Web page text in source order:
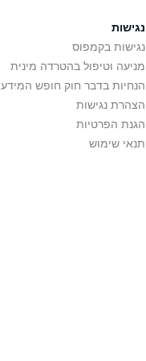
נגישות
נגישות בקמפוס
מניעה וטיפול בהטרדה מינית
הנחיות בדבר חוק חופש המידע
הצהרת נגישות
הגנת הפרטיות
תנאי שימוש